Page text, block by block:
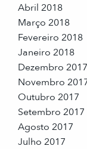
Abril 2018
Março 2018
Fevereiro 2018
Janeiro 2018
Dezembro 2017
Novembro
Outubro 2017
Setembro 2017
Agosto 2017
Julho 2017